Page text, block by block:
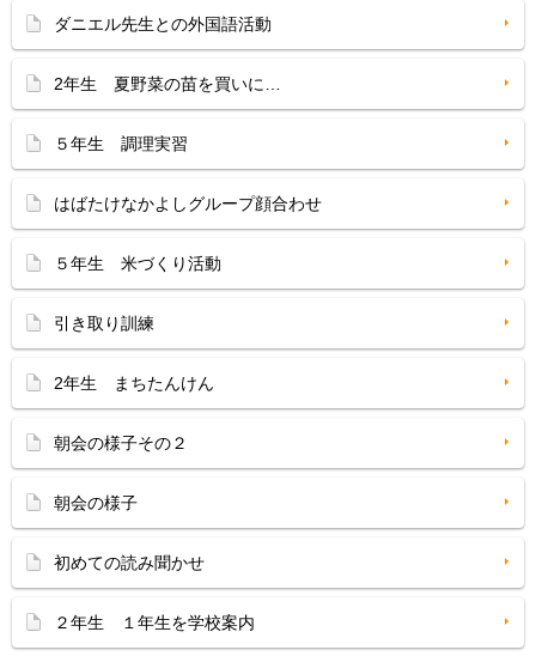
ダニエル先生との外国語活動
2年生 夏野菜の苗を買いに…
５年生 調理実習
はばたけなかよしグループ顔合わせ
５年生 米づくり活動
引き取り訓練
2年生 まちたんけん
朝会の様子その２
朝会の様子
初めての読み聞かせ
２年生 １年生を学校案内